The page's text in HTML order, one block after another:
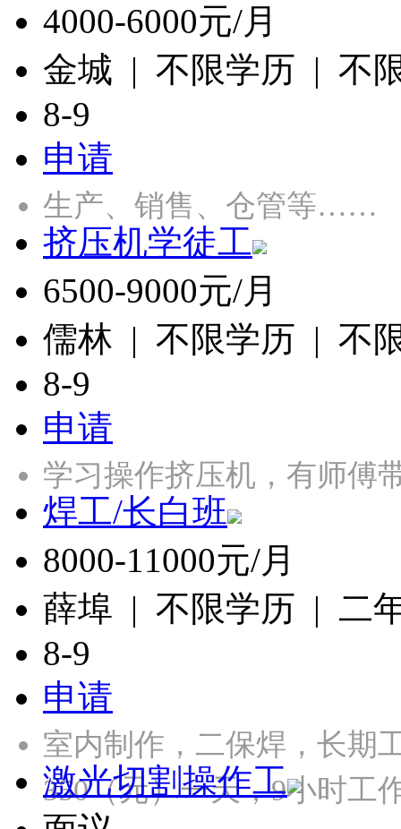
4000-6000元/月
金城 | 不限学历 | 不
8-9
申请
生产、销售、仓管等……
挤压机学徒工
6500-9000元/月
儒林 | 不限学历 | 不
8-9
申请
学习操作挤压机，有师
焊工/长白班
8000-11000元/月
薛埠 | 不限学历 | 二
8-9
申请
室内制作，二保焊，长期
350（元）一天，9小时
激光切割操作工